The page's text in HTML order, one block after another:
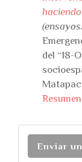
del “18-
Resumen
Enviar